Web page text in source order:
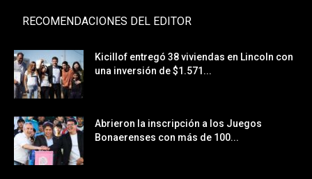
RECOMENDACIONES DEL EDITOR
Kicillof entregó 38 viviendas en Lincoln con
una inversión de $1.571...
Abrieron la inscripción a los Juegos
Bonaerenses con más de 100...